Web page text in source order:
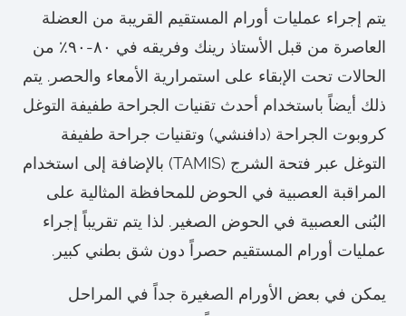
يتم إجراء عمليات أورام المستقيم القريبة من العضلة
العاصرة من قبل الأستاذ رينك وفريقه في ٨٠-٩٠٪ من
الحالات تحت الإبقاء على استمرارية الأمعاء والحصر. يتم
ذلك أيضاً باستخدام أحدث تقنيات الجراحة طفيفة التوغل
كروبوت الجراحة (دافنشي) وتقنيات جراحة طفيفة
التوغل عبر فتحة الشرج (TAMIS) بالإضافة إلى استخدام
المراقبة العصبية في الحوض للمحافظة المثالية على
البُنى العصبية في الحوض الصغير. لذا يتم تقريباً إجراء
عمليات أورام المستقيم حصراً دون شق بطني كبير.
يمكن في بعض الأورام الصغيرة جداً في المراحل